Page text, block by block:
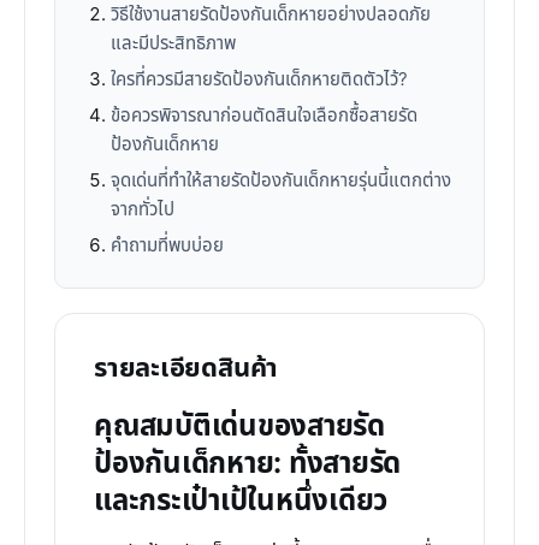
วิธีใช้งานสายรัดป้องกันเด็กหายอย่างปลอดภัย
และมีประสิทธิภาพ
ใครที่ควรมีสายรัดป้องกันเด็กหายติดตัวไว้?
ข้อควรพิจารณาก่อนตัดสินใจเลือกซื้อสายรัด
ป้องกันเด็กหาย
จุดเด่นที่ทำให้สายรัดป้องกันเด็กหายรุ่นนี้แตกต่าง
จากทั่วไป
คำถามที่พบบ่อย
รายละเอียดสินค้า
คุณสมบัติเด่นของสายรัด
ป้องกันเด็กหาย: ทั้งสายรัด
และกระเป๋าเป้ในหนึ่งเดียว